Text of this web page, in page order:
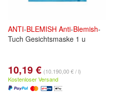
ANTI-BLEMISH Anti-Blemish-
Tuch Gesichtsmaske 1 u
10,19 € (10.190,00 € / l)
Kostenloser Versand